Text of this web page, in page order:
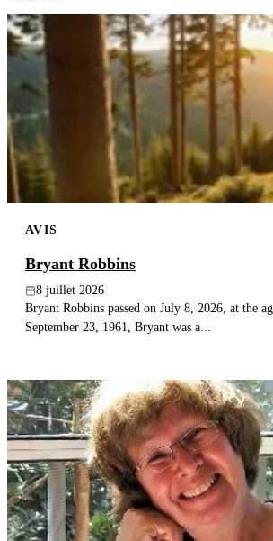
Éternea
Blog
Publier un avis
Recherche
AVIS
Bryant Robbins
8 juillet 2026
Bryant Robbins passed on July 8, 2026, at the
September 23, 1961, Bryant was a...